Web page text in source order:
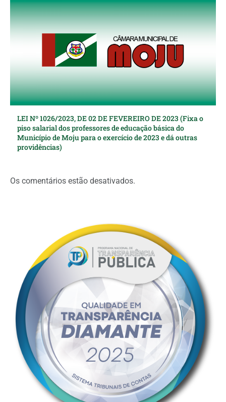
LEI Nº 1026/2023, DE 02 DE FEVEREIRO DE 2023 (Fixa o
piso salarial dos professores de educação básica do
Município de Moju para o exercício de 2023 e dá outras
providências)
Os comentários estão desativados.